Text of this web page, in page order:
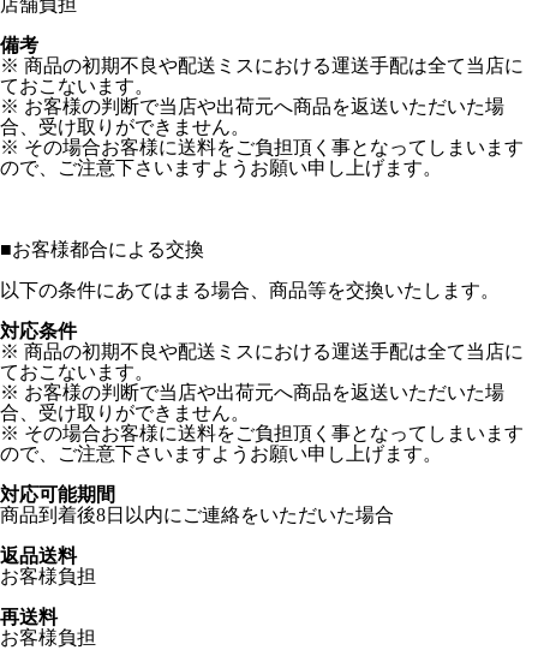
店舗負担
備考
※ 商品の初期不良や配送ミスにおける運送手配は全て当店に
ておこないます。
※ お客様の判断で当店や出荷元へ商品を返送いただいた場
合、受け取りができません。
※ その場合お客様に送料をご負担頂く事となってしまいます
ので、ご注意下さいますようお願い申し上げます。
■お客様都合による交換
以下の条件にあてはまる場合、商品等を交換いたします。
対応条件
※ 商品の初期不良や配送ミスにおける運送手配は全て当店に
ておこないます。
※ お客様の判断で当店や出荷元へ商品を返送いただいた場
合、受け取りができません。
※ その場合お客様に送料をご負担頂く事となってしまいます
ので、ご注意下さいますようお願い申し上げます。
対応可能期間
商品到着後8日以内にご連絡をいただいた場合
返品送料
お客様負担
再送料
お客様負担